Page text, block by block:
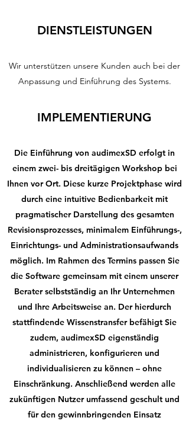
DIENSTLEISTUNGEN
Wir unterstützen unsere Kunden auch bei der
Anpassung und Einführung des Systems.
IMPLEMENTIERUNG
Die Einführung von audimexSD erfolgt in
einem zwei- bis dreitägigen Workshop bei
Ihnen vor Ort. Diese kurze Projektphase wird
durch eine intuitive Bedienbarkeit mit
pragmatischer Darstellung des gesamten
Revisionsprozesses, minimalem Einführungs-,
Einrichtungs- und Administrationsaufwands
möglich. Im Rahmen des Termins passen Sie
die Software gemeinsam mit einem unserer
Berater selbstständig an Ihr Unternehmen
und Ihre Arbeitsweise an. Der hierdurch
stattfindende Wissenstransfer befähigt Sie
zudem, audimexSD eigenständig
administrieren, konfigurieren und
individualisieren zu können – ohne
Einschränkung. Anschließend werden alle
zukünftigen Nutzer umfassend geschult und
für den gewinnbringenden Einsatz